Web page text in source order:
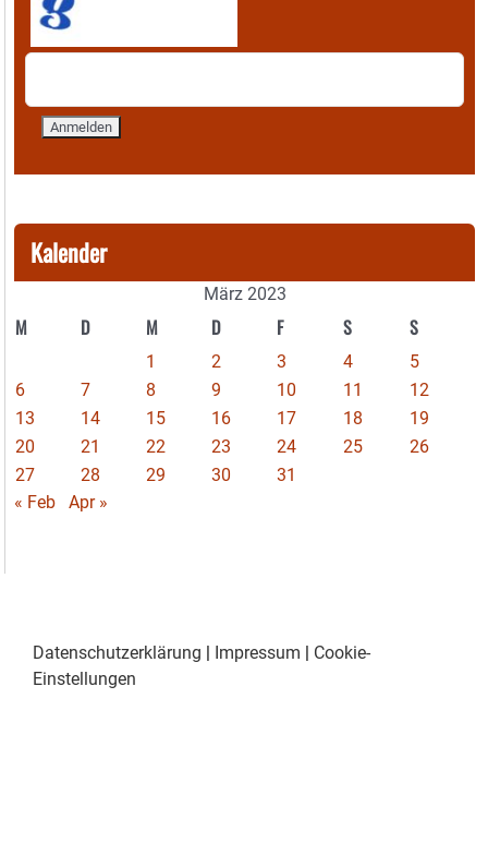
Kalender
März 2023
M D M D F S S
1 2 3 4
5
6
7 8 9 10 11
12
13
14 15 16 17 18
19
20
21 22 23 24 25
26
27
28 29 30
31
« Feb
Apr »
Datenschutzerklärung | Impressum | Cookie-
Einstellungen